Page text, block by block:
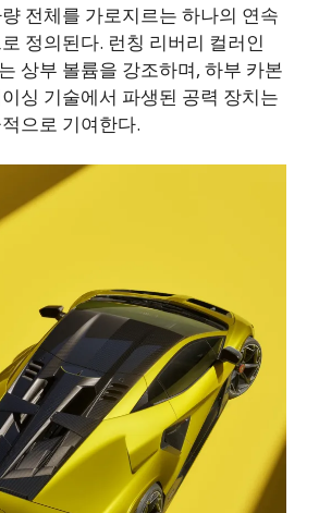
전체를 가로지르는 하나의 연속
정의된다. 런칭 리버리 컬러인
상부 볼륨을 강조하며, 하부 카본
싱 기술에서 파생된 공력 장치는
으로 기여한다.